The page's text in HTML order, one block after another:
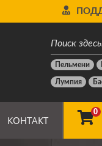
Пельмени
Лумпия
КОНТАКТ
0